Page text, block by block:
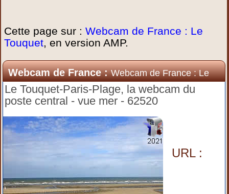
Cette page sur :Webcam de France : Le
Touquet, en version AMP.
Webcam de France :Webcam de France : Le
Touquet
Le Touquet-Paris-Plage, la webcam du
poste central - vue mer - 62520
URL :